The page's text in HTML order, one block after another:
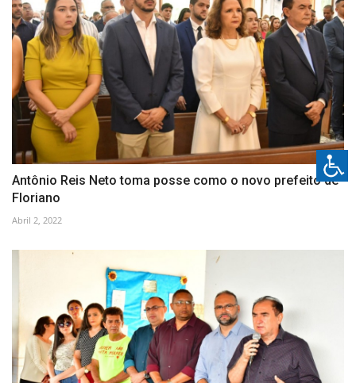
Antônio Reis Neto toma posse como o novo prefeito de
Floriano
Abril 2, 2022